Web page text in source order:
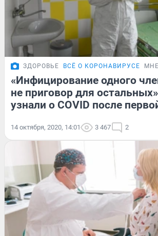
ЗДОРОВЬЕ ВСЁ О КОРОНАВИРУСЕ
«Инфицирование одного
не приговор для
узнали о COVID после
14 октября, 2020, 14:01 3 467 2